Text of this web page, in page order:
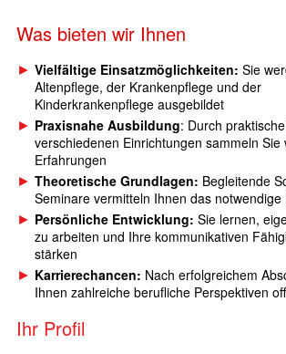
Was bieten wir Ihnen
Vielfältige Einsatzmöglichkeiten: Sie
Altenpflege, der Krankenpflege und der
Kinderkrankenpflege ausgebildet
Praxisnahe Ausbildung: Durch
verschiedenen Einrichtungen sammeln Sie
Erfahrungen
Theoretische Grundlagen: Begleitende
Seminare vermitteln Ihnen das notwendige
Persönliche Entwicklung: Sie lernen,
zu arbeiten und Ihre kommunikativen
stärken
Karrierechancen: Nach erfolgreichem
Ihnen zahlreiche berufliche Perspektiven
Ihr Profil